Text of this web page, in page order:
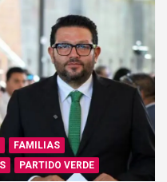
FAMILIAS
PARTIDO VERDE